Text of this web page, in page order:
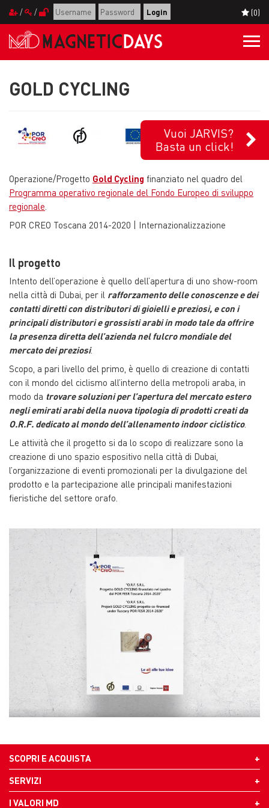
/ / (0)
Vuoi JARVIS?
Basta un click!
GOLD CYCLING
Operazione/Progetto Gold Cycling finanziato nel quadro del
Programma operativo regionale del Fondo Europeo di sviluppo
regionale.
POR CREO Toscana 2014-2020 | Internazionalizzazione
Il progetto
Intento dell’operazione è quello dell’apertura di uno show-room
nella città di Dubai, per il rafforzamento delle conoscenze e dei
contatti diretti con distributori di gioielli e preziosi, e con i
principali distributori e grossisti arabi in modo tale da offrire
la presenza diretta dell’azienda nel fulcro mondiale del
mercato dei preziosi.
Scopo, a pari livello del primo, è quello di creazione di contatti
con il mondo del ciclismo all’interno della metropoli araba, in
modo da trovare soluzioni per l’apertura del mercato estero
negli emirati arabi della nuova tipologia di prodotti creati da
O.R.F. dedicato al mondo dell’allenamento indoor ciclistico.
Le attività che il progetto si da lo scopo di realizzare sono la
creazione di uno spazio espositivo nella città di Dubai,
l’organizzazione di eventi promozionali per la divulgazione del
prodotto e la partecipazione alle principali manifestazioni
fieristiche del settore orafo.
SCOPRI E ACQUISTA
SERVIZI
I VALORI MD